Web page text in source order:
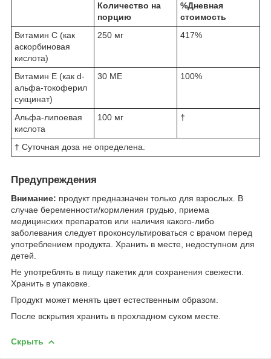
Количество на
порцию
%Дневная
стоимость
Витамин C (как
аскорбиновая
кислота)
250 мг 417%
Витамин Е (как d-
альфа-токоферил
сукцинат)
30 МЕ 100%
Альфа-липоевая
кислота
100 мг †
† Суточная доза не определена.
Предупреждения
Внимание: продукт предназначен только для взрослых. В
случае беременности/кормления грудью, приема
медицинских препаратов или наличия какого-либо
заболевания следует проконсультироваться с врачом перед
употреблением продукта. Хранить в месте, недоступном для
детей.
Не употреблять в пищу пакетик для сохранения свежести.
Хранить в упаковке.
Продукт может менять цвет естественным образом.
После вскрытия хранить в прохладном сухом месте.
Скрыть